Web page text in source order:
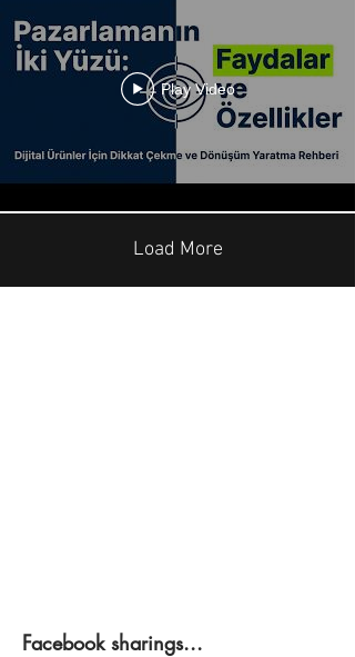
Play Video
Load More
Facebook sharings...